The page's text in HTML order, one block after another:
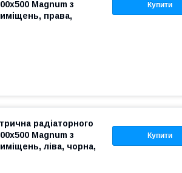
Купити
Magnum з
права,
Купити
радіаторного
Magnum з
ліва, чорна,